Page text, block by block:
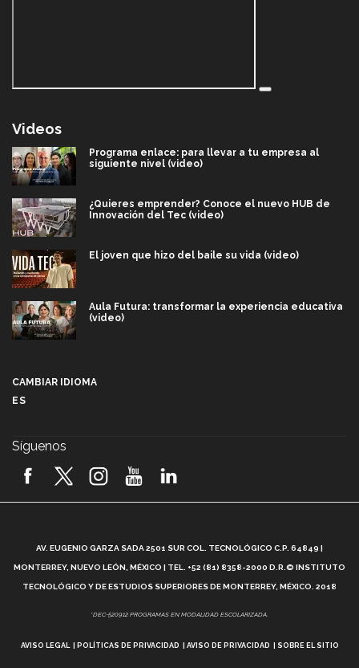
Videos
Programa enlace: para llevar a tu empresa al
siguiente nivel (video)
¿Quieres emprender? Conoce el nuevo HUB de
Innovación del Tec (video)
El joven que hizo del baile su vida (video)
Aula Futura: transformar la experiencia educativa
(video)
2026! (video)
¿Cómo es el Modelo Educativo Tec? (video)
Vida Tec: Feminismo e Inteligencia Artificial, Paola
CAMBIAR IDIOMA
ES
Síguenos
AV. EUGENIO GARZA SADA 2501 SUR COL. TECNOLÓGICO C.P. 64849 |
MONTERREY, NUEVO LEÓN, MÉXICO | TEL. +52 (81) 8358-2000 D.R.© INSTITUTO
TECNOLÓGICO Y DE ESTUDIOS SUPERIORES DE MONTERREY, MÉXICO. 2018
*DEC-520912 PROGRAMAS EN MODALIDAD ESCOLARIZADA.
AVISO LEGAL POLÍTICAS DE PRIVACIDAD AVISO DE PRIVACIDAD SOBRE EL SITIO